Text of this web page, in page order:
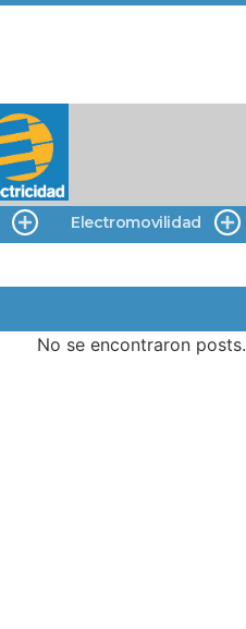
Electromovilidad
No se encontraron posts.